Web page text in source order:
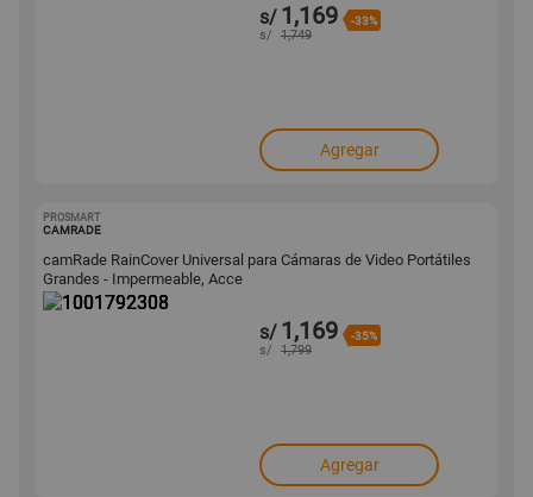
s/ 1,169 -33%
s/ 1,749
Agregar
PROSMART
CAMRADE
camRade RainCover Universal para Cámaras de Video Portátiles
Grandes - Impermeable, Acce
s/ 1,169 -35%
s/ 1,799
Agregar